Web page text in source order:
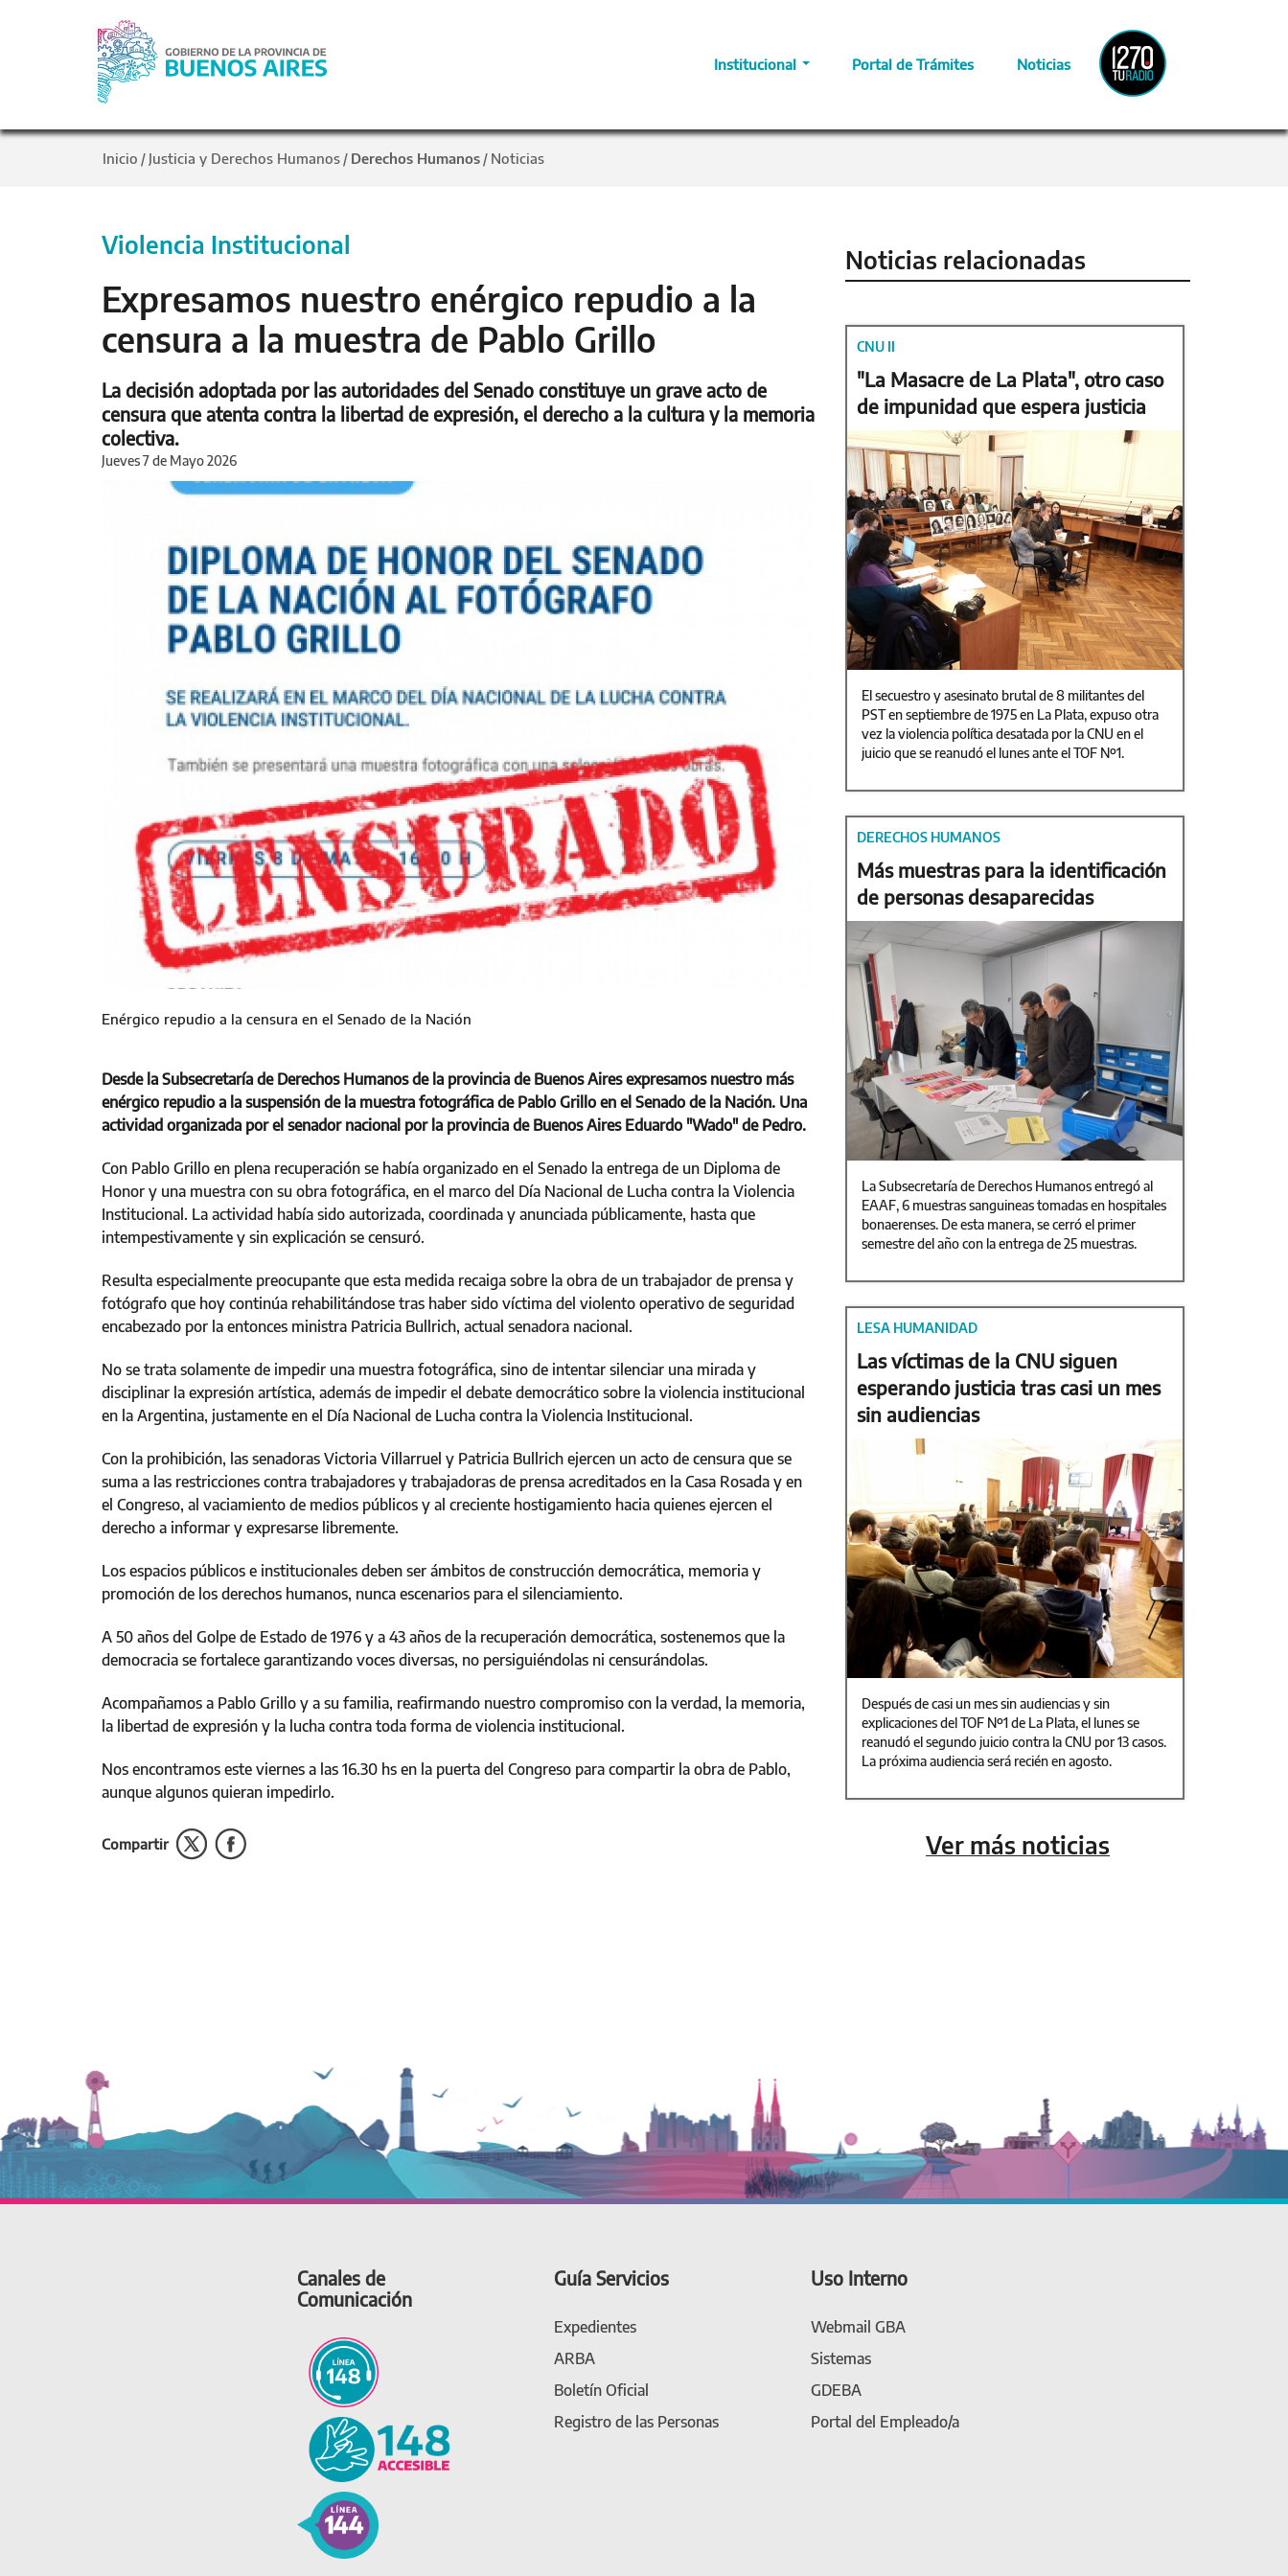
Institucional Portal de Trámites Noticias
Radio
Provincia
Inicio / Justicia y Derechos Humanos / Derechos Humanos / Noticias
Violencia Institucional
Expresamos nuestro enérgico repudio a la
censura a la muestra de Pablo Grillo
La decisión adoptada por las autoridades del Senado constituye un grave acto de
censura que atenta contra la libertad de expresión, el derecho a la cultura y la memoria
colectiva.
Jueves 7 de Mayo 2026
Enérgico repudio a la censura en el Senado de la Nación
Desde la Subsecretaría de Derechos Humanos de la provincia de Buenos Aires expresamos nuestro más
enérgico repudio a la suspensión de la muestra fotográfica de Pablo Grillo en el Senado de la Nación. Una
actividad organizada por el senador nacional por la provincia de Buenos Aires Eduardo "Wado" de Pedro.
Con Pablo Grillo en plena recuperación se había organizado en el Senado la entrega de un Diploma de
Honor y una muestra con su obra fotográfica, en el marco del Día Nacional de Lucha contra la Violencia
Institucional. La actividad había sido autorizada, coordinada y anunciada públicamente, hasta que
intempestivamente y sin explicación se censuró.
Resulta especialmente preocupante que esta medida recaiga sobre la obra de un trabajador de prensa y
fotógrafo que hoy continúa rehabilitándose tras haber sido víctima del violento operativo de seguridad
encabezado por la entonces ministra Patricia Bullrich, actual senadora nacional.
No se trata solamente de impedir una muestra fotográfica, sino de intentar silenciar una mirada y
disciplinar la expresión artística, además de impedir el debate democrático sobre la violencia institucional
en la Argentina, justamente en el Día Nacional de Lucha contra la Violencia Institucional.
Con la prohibición, las senadoras Victoria Villarruel y Patricia Bullrich ejercen un acto de censura que se
suma a las restricciones contra trabajadores y trabajadoras de prensa acreditados en la Casa Rosada y en
el Congreso, al vaciamiento de medios públicos y al creciente hostigamiento hacia quienes ejercen el
derecho a informar y expresarse libremente.
Los espacios públicos e institucionales deben ser ámbitos de construcción democrática, memoria y
promoción de los derechos humanos, nunca escenarios para el silenciamiento.
A 50 años del Golpe de Estado de 1976 y a 43 años de la recuperación democrática, sostenemos que la
democracia se fortalece garantizando voces diversas, no persiguiéndolas ni censurándolas.
Acompañamos a Pablo Grillo y a su familia, reafirmando nuestro compromiso con la verdad, la memoria,
la libertad de expresión y la lucha contra toda forma de violencia institucional.
Nos encontramos este viernes a las 16.30 hs en la puerta del Congreso para compartir la obra de Pablo,
aunque algunos quieran impedirlo.
Compartir
Noticias relacionadas
CNU II
"La Masacre de La Plata", otro caso
de impunidad que espera justicia
El secuestro y asesinato brutal de 8 militantes del
PST en septiembre de 1975 en La Plata, expuso otra
vez la violencia política desatada por la CNU en el
juicio que se reanudó el lunes ante el TOF Nº1.
DERECHOS HUMANOS
Más muestras para la identificación
de personas desaparecidas
La Subsecretaría de Derechos Humanos entregó al
EAAF, 6 muestras sanguineas tomadas en hospitales
bonaerenses. De esta manera, se cerró el primer
semestre del año con la entrega de 25 muestras.
LESA HUMANIDAD
Las víctimas de la CNU siguen
esperando justicia tras casi un mes
sin audiencias
Después de casi un mes sin audiencias y sin
explicaciones del TOF Nº1 de La Plata, el lunes se
reanudó el segundo juicio contra la CNU por 13 casos.
La próxima audiencia será recién en agosto.
Ver más noticias
Canales de
Comunicación
Guía Servicios
Expedientes
ARBA
Boletín Oficial
Registro de las Personas
Uso Interno
Webmail GBA
Sistemas
GDEBA
Portal del Empleado/a